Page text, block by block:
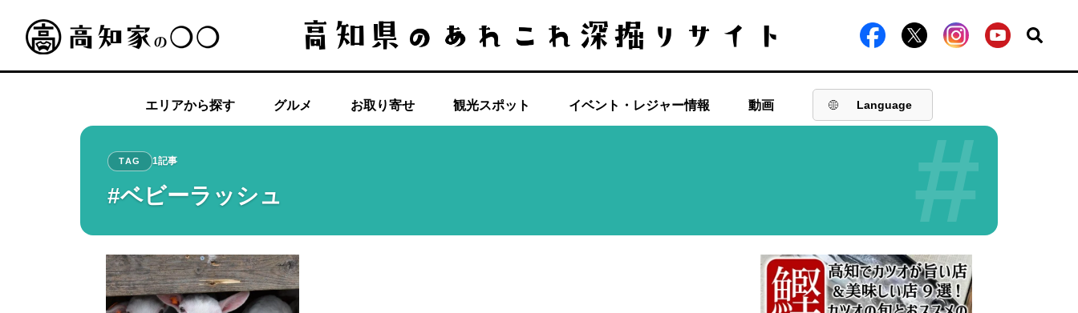
エリアから探す グルメ お取り寄せ 観光スポット イベント・レジャー情報 動画 Language
#
TAG 1記事
#ベビーラッシュ